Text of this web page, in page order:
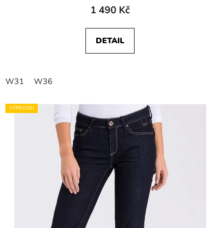
1 490 Kč
DETAIL
W31 W36
VÝPRODEJ